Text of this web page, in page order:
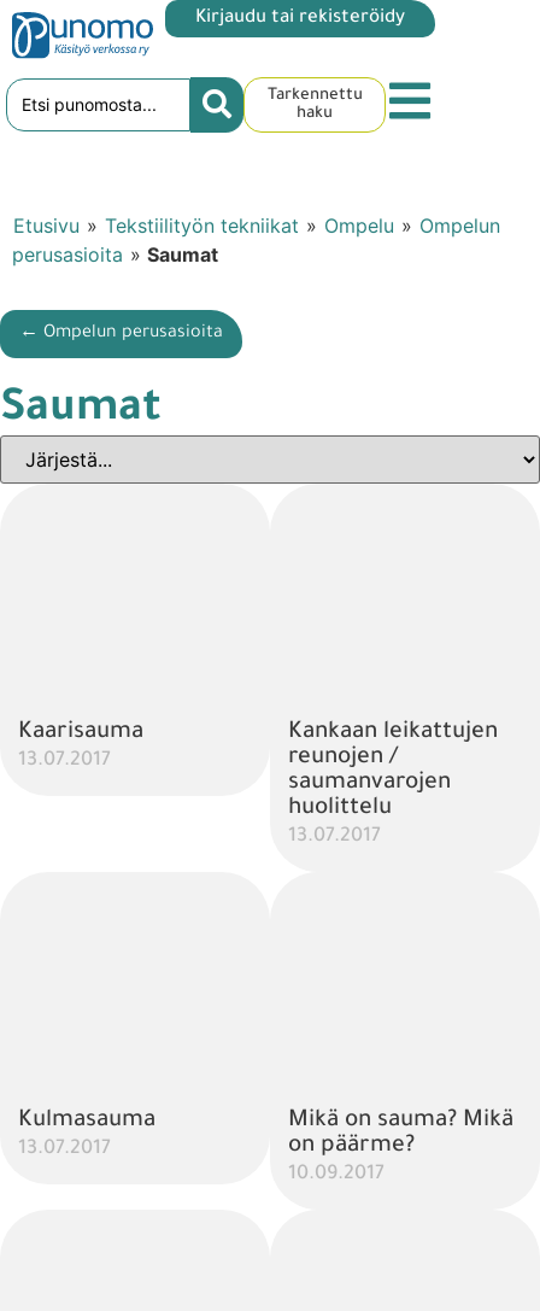
Kirjaudu tai rekisteröidy
Tarkennettu
haku
Etusivu » Tekstiilityön tekniikat » Ompelu » Ompelun
perusasioita » Saumat
← Ompelun perusasioita
Saumat
Kaarisauma
13.07.2017
Kankaan leikattujen
reunojen /
saumanvarojen
huolittelu
13.07.2017
Kulmasauma
13.07.2017
Mikä on sauma? Mikä
on päärme?
10.09.2017